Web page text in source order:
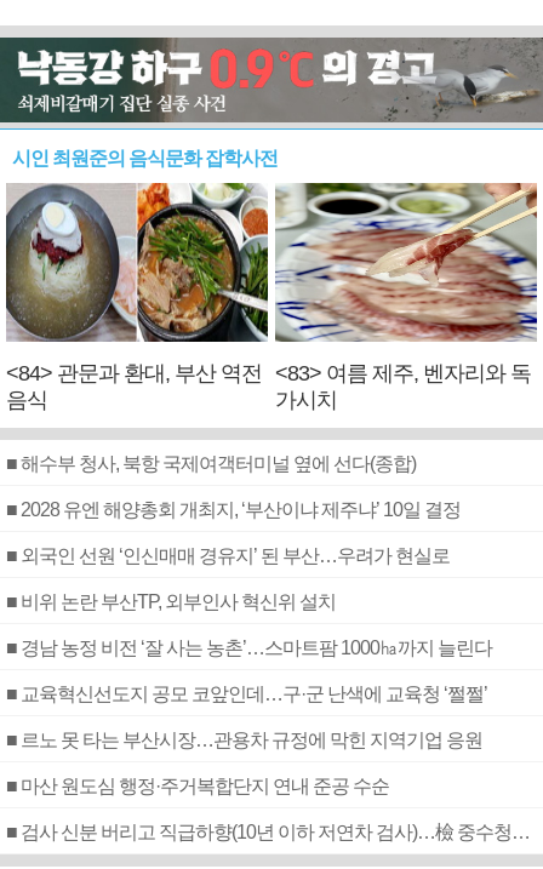
시인 최원준의 음식문화 잡학사전
<84> 관문과 환대, 부산 역전
음식
<83> 여름 제주, 벤자리와 독
가시치
■ 해수부 청사, 북항 국제여객터미널 옆에 선다(종합)
■ 2028 유엔 해양총회 개최지, ‘부산이냐 제주냐’ 10일 결정
■ 외국인 선원 ‘인신매매 경유지’ 된 부산…우려가 현실로
■ 비위 논란 부산TP, 외부인사 혁신위 설치
■ 경남 농정 비전 ‘잘 사는 농촌’…스마트팜 1000㏊까지 늘린다
■ 교육혁신선도지 공모 코앞인데…구·군 난색에 교육청 ‘쩔쩔’
■ 르노 못 타는 부산시장…관용차 규정에 막힌 지역기업 응원
■ 마산 원도심 행정·주거복합단지 연내 준공 수순
■ 검사 신분 버리고 직급하향(10년 이하 저연차 검사)…檢 중수청행 기피